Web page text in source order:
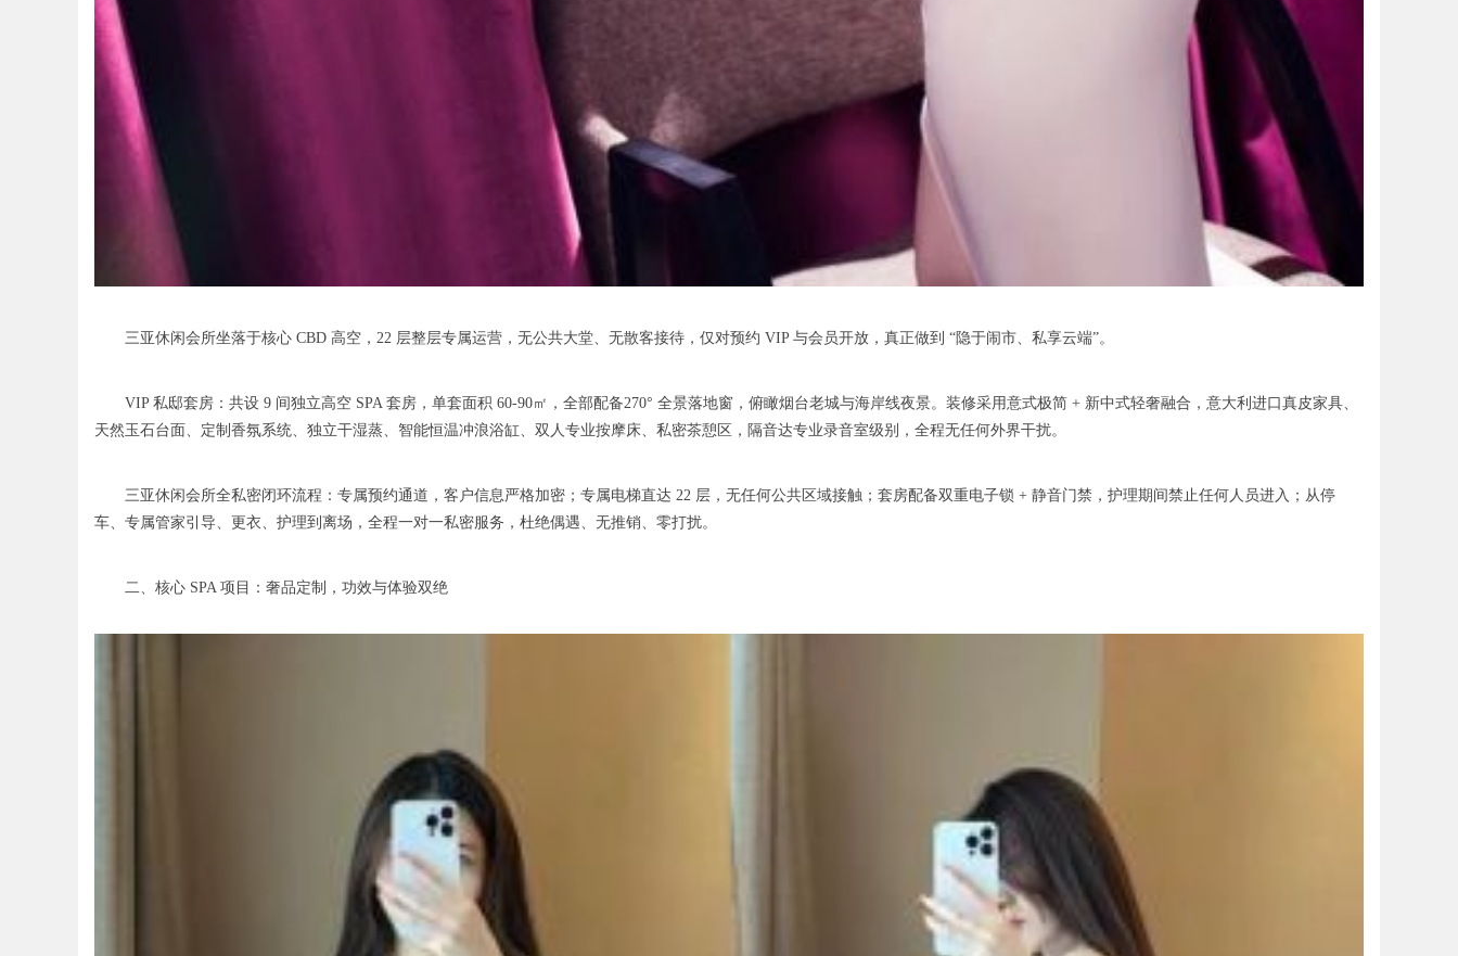
三亚休闲会所坐落于核心 CBD 高空，22 层整层专属运营，无公共大堂、无散客接待，仅对预约 VIP 与会员开放，真正做到 “隐于闹市、私享云端”。
VIP 私邸套房：共设 9 间独立高空 SPA 套房，单套面积 60-90㎡，全部配备270° 全景落地窗，俯瞰烟台老城与海岸线夜景。装修采用意式极简 + 新中式轻奢融合，意大利进口真皮家具、
天然玉石台面、定制香氛系统、独立干湿蒸、智能恒温冲浪浴缸、双人专业按摩床、私密茶憩区，隔音达专业录音室级别，全程无任何外界干扰。
三亚休闲会所全私密闭环流程：专属预约通道，客户信息严格加密；专属电梯直达 22 层，无任何公共区域接触；套房配备双重电子锁 + 静音门禁，护理期间禁止任何人员进入；从停
车、专属管家引导、更衣、护理到离场，全程一对一私密服务，杜绝偶遇、无推销、零打扰。
二、核心 SPA 项目：奢品定制，功效与体验双绝